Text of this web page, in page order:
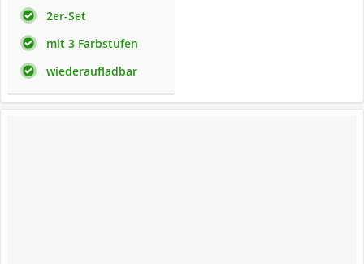
2er-Set
mit 3 Farbstufen
wiederaufladbar